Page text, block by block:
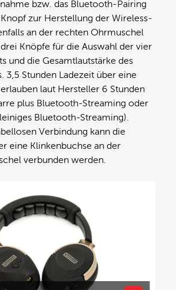
bzw. das Bluetooth-Pairing
zur Herstellung der Wireless-
an der rechten Ohrmuschel
Knöpfe für die Auswahl der vier
und die Gesamtlautstärke des
3,5 Stunden Ladezeit über eine
laut Hersteller 6 Stunden
plus Bluetooth-Streaming oder
Bluetooth-Streaming).
Verbindung kann die
eine Klinkenbuchse an der
verbunden werden.